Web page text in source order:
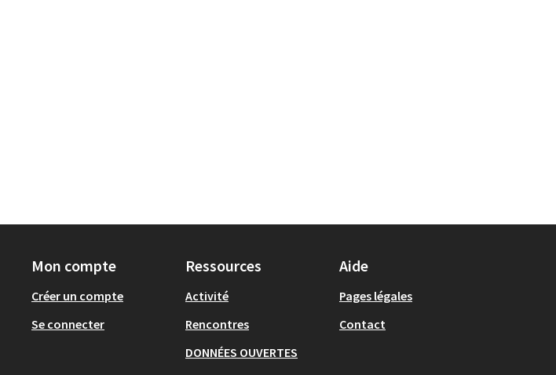
Mon compte
Créer un compte
Se connecter
Ressources
Activité
Rencontres
DONNÉES OUVERTES
Aide
Pages légales
Contact